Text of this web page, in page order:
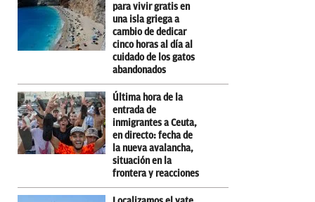
para vivir gratis en
una isla griega a
cambio de dedicar
cinco horas al día al
cuidado de los gatos
abandonados
Última hora de la
entrada de
inmigrantes a Ceuta,
en directo: fecha de
la nueva avalancha,
situación en la
frontera y reacciones